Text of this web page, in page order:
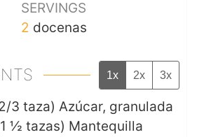
SERVINGS
2 docenas
1x 2x 3x
3 taza) Azúcar, granulada
½ tazas) Mantequilla